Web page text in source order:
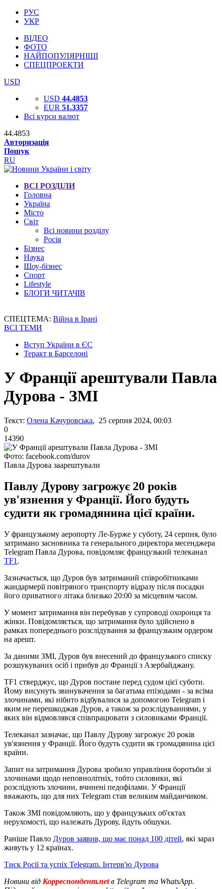
РУС
УКР
ВІДЕО
ФОТО
НАЙПОПУЛЯРНІШІ
СПЕЦПРОЕКТИ
USD
USD 44.4853
EUR 51.3357
Всі курси валют
44.4853
Авторизація
Пошук
RU
ВСІ РОЗДІЛИ
Головна
Україна
Місто
Світ
Всі новини розділу
Росія
Бізнес
Наука
Шоу-бізнес
Спорт
Lifestyle
БЛОГИ ЧИТАЧІВ
СПЕЦТЕМА: Війна в Ірані
ВСІ ТЕМИ
Вступ України в ЄС
Теракт в Барселоні
У Франції арештували Павла
Дурова - ЗМІ
Текст: Олена Качуровська, 25 серпня 2024, 00:03
0
14390
Фото: facebook.com/durov
Павла Дурова заарештували
Павлу Дурову загрожує 20 років
ув'язнення у Франції. Його будуть
судити як громадянина цієї країни.
У французькому аеропорту Ле-Бурже у суботу, 24 серпня, було
затримано засновника та генерального директора месенджера
Telegram Павла Дурова, повідомляє французький телеканал
TF1 .
Зазначається, що Дуров був затриманий співробітниками
жандармерії повітряного транспорту відразу після посадки
його приватного літака близько 20:00 за місцевим часом.
У момент затримання він перебував у супроводі охоронця та
жінки. Повідомляється, що затримання було здійснено в
рамках попереднього розслідування за французьким ордером
на арешт.
За даними ЗМІ, Дуров був внесений до французького списку
розшукуваних осіб і прибув до Франції з Азербайджану.
TF1 стверджує, що Дуров постане перед судом цієї суботи.
Йому висунуть звинувачення за багатьма епізодами - за всіма
злочинами, які нібито відбувалися за допомогою Telegram і
яким не перешкоджав Дуров, а також за розслідуваннями, у
яких він відмовлявся співпрацювати з силовиками Франції.
Телеканал зазначає, що Павлу Дурову загрожує 20 років
ув'язнення у Франції. Його будуть судити як громадянина цієї
країни.
Запит на затримання Дурова зробило управління боротьби зі
злочинами щодо неповнолітніх, тобто силовики, які
розслідують злочини, вчинені педофілами. У Франції
вважають, що для них Telegram став великим майданчиком.
Також ЗМІ повідомляють, що у французьких об'єктах
нерухомості, що належать Дурову, йдуть обшуки.
Раніше Павло Дуров заявив, що має понад 100 дітей, які зараз
живуть у 12 країнах.
Тиск Росії та успіх Telegram. Інтерв'ю Дурова
Новини від Корреспондент.netв Telegram та WhatsApp.